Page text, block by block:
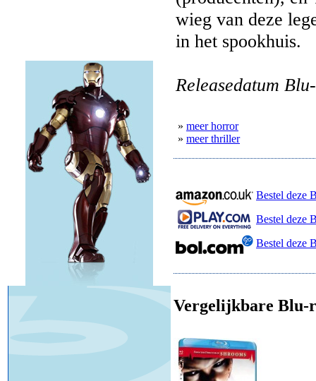
wieg van deze
in het spookhuis.
Releasedatum
» meer horror
» meer thriller
Bestel deze
Bestel deze
Bestel deze
Vergelijkbare Blu-